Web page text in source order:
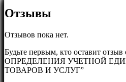
Отзывы
Отзывов пока нет.
Будьте первым, кто оставит
ОПРЕДЕЛЕНИЯ УЧЕТНОЙ
ТОВАРОВ И УСЛУГ”